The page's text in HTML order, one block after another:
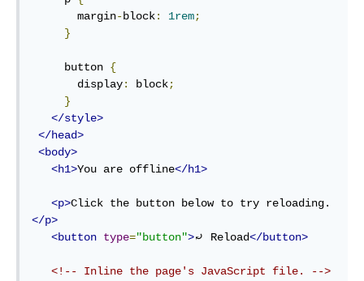
       margin
-block: 1rem;
}
     button
{
       display
: block;
}
</style>
</head>
<body>
<h1>You are offline</h1>
<p>Click the button below to try reloading.
</p>
<button type="button">⤾ Reload</button>
<!-- Inline the page's JavaScript file. -->